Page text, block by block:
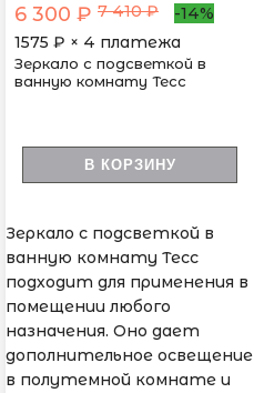
6 300 ₽ 7 410 ₽
-14%
1575 ₽ × 4 платежа
Зеркало с подсветкой в
ванную комнату Тесс
В КОРЗИНУ
Зеркало с подсветкой в
ванную комнату Тесс
подходит для применения в
помещении любого
назначения. Оно дает
дополнительное освещение
в полутемной комнате и